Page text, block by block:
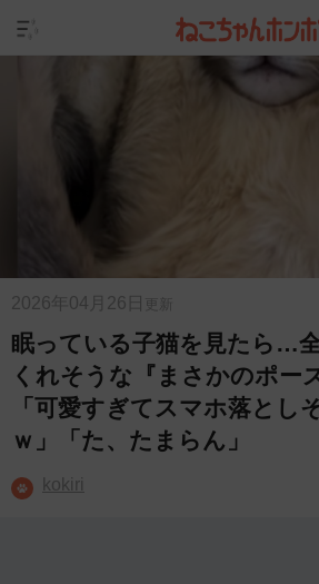
2026年04月26日 更新
眠っている子猫を見たら…
くれそうな『まさかのポー
「可愛すぎてスマホ落とし
ｗ」「た、たまらん」
kokiri